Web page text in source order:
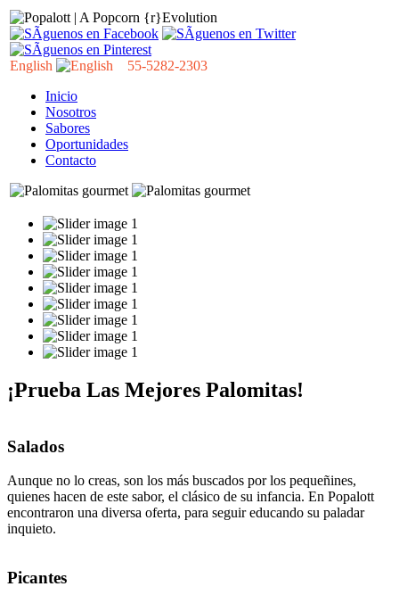
English
55-5282-2303
Inicio
Nosotros
Sabores
Oportunidades
Contacto
¡Prueba Las Mejores Palomitas!
Salados
Aunque no lo creas, son los más buscados por los pequeñines,
quienes hacen de este sabor, el clásico de su infancia. En Popalott
encontraron una diversa oferta, para seguir educando su paladar
inquieto.
Picantes